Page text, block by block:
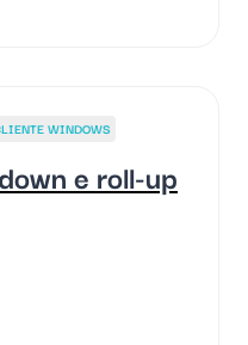
WINDOWS
e roll-up